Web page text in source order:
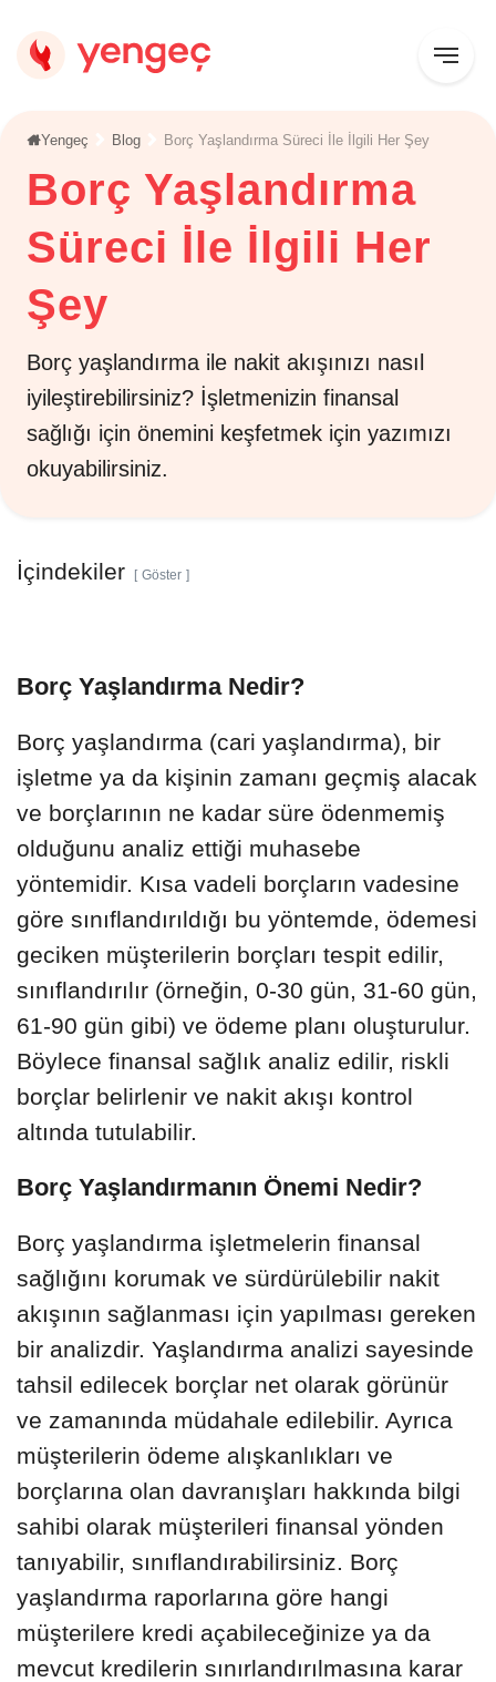
Yengeç Blog Borç Yaşlandırma Süreci İle İlgili Her Şey
Borç Yaşlandırma
Süreci İle İlgili Her
Şey
Borç yaşlandırma ile nakit akışınızı nasıl
iyileştirebilirsiniz? İşletmenizin finansal
sağlığı için önemini keşfetmek için yazımızı
okuyabilirsiniz.
Borç Yaşlandırma Nedir?
Borç yaşlandırma (cari yaşlandırma), bir
işletme ya da kişinin zamanı geçmiş alacak
ve borçlarının ne kadar süre ödenmemiş
olduğunu analiz ettiği muhasebe
yöntemidir. Kısa vadeli borçların vadesine
göre sınıflandırıldığı bu yöntemde, ödemesi
geciken müşterilerin borçları tespit edilir,
sınıflandırılır (örneğin, 0-30 gün, 31-60 gün,
61-90 gün gibi) ve ödeme planı oluşturulur.
Böylece finansal sağlık analiz edilir, riskli
borçlar belirlenir ve nakit akışı kontrol
altında tutulabilir.
Borç Yaşlandırmanın Önemi Nedir?
Borç yaşlandırma işletmelerin finansal
sağlığını korumak ve sürdürülebilir nakit
akışının sağlanması için yapılması gereken
bir analizdir. Yaşlandırma analizi sayesinde
tahsil edilecek borçlar net olarak görünür
ve zamanında müdahale edilebilir. Ayrıca
müşterilerin ödeme alışkanlıkları ve
borçlarına olan davranışları hakkında bilgi
sahibi olarak müşterileri finansal yönden
tanıyabilir, sınıflandırabilirsiniz. Borç
yaşlandırma raporlarına göre hangi
müşterilere kredi açabileceğinize ya da
mevcut kredilerin sınırlandırılmasına karar
İçindekiler Göster